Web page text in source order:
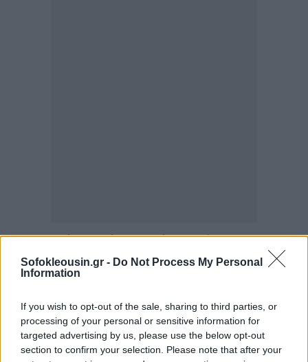
Sofokleousin.gr - Do Not Process My Personal
Information
If you wish to opt-out of the sale, sharing to third parties, or
processing of your personal or sensitive information for
targeted advertising by us, please use the below opt-out
section to confirm your selection. Please note that after your
Η συμφωνία ονομάστηκε επίσημα Joint
Comprehensive Plan of Action (JCPOA, Κοινό
Ολοκληρωμένο Σχέδιο Δράσης) και υπογράφηκε τον
σύλληψη, αλλά σύνθετος στην εφαρμογή: να
κρατήσει το Ιράντουλάχιστον έναν χρόνο μακριά
από την ικανότητα παραγωγής επαρκούς πυρηνικού